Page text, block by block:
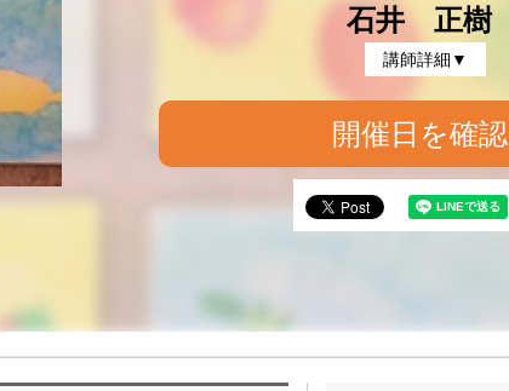
石井 正樹
講師詳細▼
開催日を確認